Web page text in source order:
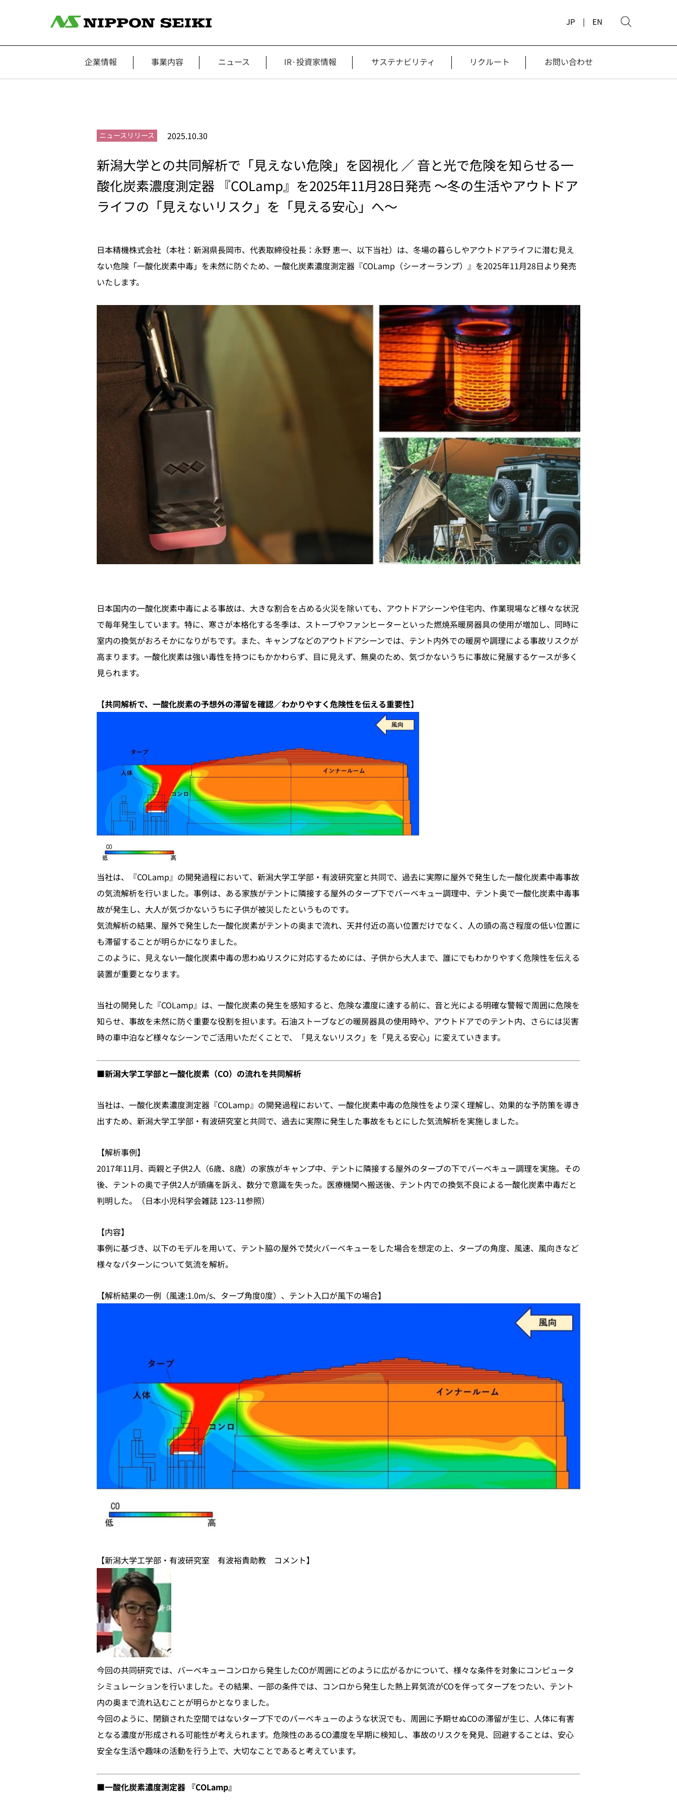
JP | EN
企業情報 事業内容 ニュース IR·投資家情報 サステナビリティ リクルート お問い合わせ
ニュースリリース 2025.10.30
新潟大学との共同解析で「見えない危険」を図視化 ／ 音と光で危険を知らせる一
酸化炭素濃度測定器 『COLamp』を2025年11月28日発売 ～冬の生活やアウトドア
ライフの「見えないリスク」を「見える安心」へ～
日本精機株式会社（本社：新潟県長岡市、代表取締役社長：永野 恵一、以下当社）は、冬場の暮らしやアウトドアライフに潜む見え
ない危険「一酸化炭素中毒」を未然に防ぐため、一酸化炭素濃度測定器『COLamp（シーオーランプ）』を2025年11月28日より発売
いたします。
日本国内の一酸化炭素中毒による事故は、大きな割合を占める火災を除いても、アウトドアシーンや住宅内、作業現場など様々な状況
で毎年発生しています。特に、寒さが本格化する冬季は、ストーブやファンヒーターといった燃焼系暖房器具の使用が増加し、同時に
室内の換気がおろそかになりがちです。また、キャンプなどのアウトドアシーンでは、テント内外での暖房や調理による事故リスクが
高まります。一酸化炭素は強い毒性を持つにもかかわらず、目に見えず、無臭のため、気づかないうちに事故に発展するケースが多く
見られます。
【共同解析で、一酸化炭素の予想外の滞留を確認／わかりやすく危険性を伝える重要性】
当社は、『COLamp』の開発過程において、新潟大学工学部・有波研究室と共同で、過去に実際に屋外で発生した一酸化炭素中毒事故
の気流解析を行いました。事例は、ある家族がテントに隣接する屋外のタープ下でバーベキュー調理中、テント奥で一酸化炭素中毒事
故が発生し、大人が気づかないうちに子供が被災したというものです。
気流解析の結果、屋外で発生した一酸化炭素がテントの奥まで流れ、天井付近の高い位置だけでなく、人の頭の高さ程度の低い位置に
も滞留することが明らかになりました。
このように、見えない一酸化炭素中毒の思わぬリスクに対応するためには、子供から大人まで、誰にでもわかりやすく危険性を伝える
装置が重要となります。
当社の開発した『COLamp』は、一酸化炭素の発生を感知すると、危険な濃度に達する前に、音と光による明確な警報で周囲に危険を
知らせ、事故を未然に防ぐ重要な役割を担います。石油ストーブなどの暖房器具の使用時や、アウトドアでのテント内、さらには災害
時の車中泊など様々なシーンでご活用いただくことで、「見えないリスク」を「見える安心」に変えていきます。
■新潟大学工学部と一酸化炭素（CO）の流れを共同解析
当社は、一酸化炭素濃度測定器『COLamp』の開発過程において、一酸化炭素中毒の危険性をより深く理解し、効果的な予防策を導き
出すため、新潟大学工学部・有波研究室と共同で、過去に実際に発生した事故をもとにした気流解析を実施しました。
【解析事例】
2017年11月、両親と子供2人（6歳、8歳）の家族がキャンプ中、テントに隣接する屋外のタープの下でバーベキュー調理を実施。その
後、テントの奥で子供2人が頭痛を訴え、数分で意識を失った。医療機関へ搬送後、テント内での換気不良による一酸化炭素中毒だと
判明した。（日本小児科学会雑誌 123-11参照）
【内容】
事例に基づき、以下のモデルを用いて、テント脇の屋外で焚火バーベキューをした場合を想定の上、タープの角度、風速、風向きなど
様々なパターンについて気流を解析。
【解析結果の一例（風速:1.0m/s、タープ角度0度）、テント入口が風下の場合】
【新潟大学工学部・有波研究室 有波裕貴助教 コメント】
今回の共同研究では、バーベキューコンロから発生したCOが周囲にどのように広がるかについて、様々な条件を対象にコンピュータ
シミュレーションを行いました。その結果、一部の条件では、コンロから発生した熱上昇気流がCOを伴ってタープをつたい、テント
内の奥まで流れ込むことが明らかとなりました。
今回のように、閉鎖された空間ではないタープ下でのバーベキューのような状況でも、周囲に予期せぬCOの滞留が生じ、人体に有害
となる濃度が形成される可能性が考えられます。危険性のあるCO濃度を早期に検知し、事故のリスクを発見、回避することは、安心
安全な生活や趣味の活動を行う上で、大切なことであると考えています。
■一酸化炭素濃度測定器 『COLamp』